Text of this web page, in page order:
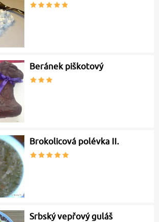
Beránek piškotový
Brokolicová polévka II.
Srbský vepřový guláš